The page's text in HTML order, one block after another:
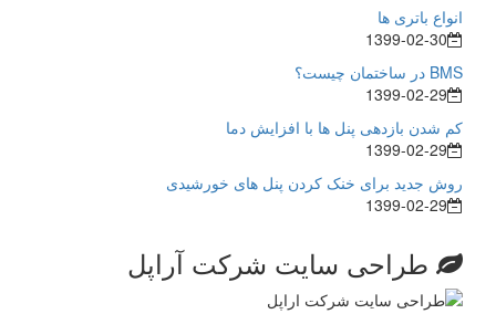
انواع باتری ها
1399-02-30
BMS در ساختمان چیست؟
1399-02-29
کم شدن بازدهی پنل ها با افزایش دما
1399-02-29
روش جدید برای خنک کردن پنل های خورشیدی
1399-02-29
طراحی سایت شرکت آراپل